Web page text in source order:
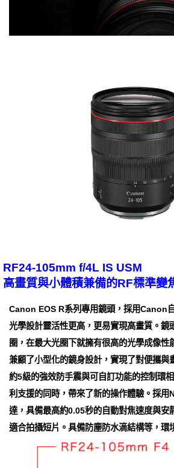
RF24-105mm f/4L IS USM
高畫質與小體積兼備的RF標準變
Canon EOS R系列專用鏡頭，採用Canon
光學設計靈活性更高，更易實現高畫質。鏡
圈，在最大光圈下就擁有很高的光學成像性
兼顧了小型化的鏡身設計，實現了對便攜與
約5級的強效防手震與可自訂功能的控制環
利支援的同時，帶來了新的操作體驗。採用
達，具備最高約0.05秒的自動對焦速度與安
適合拍攝短片。具備防塵防水滴結構等，環